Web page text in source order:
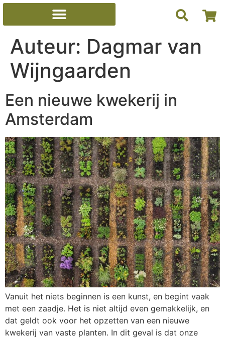
Auteur: Dagmar van
Wijngaarden
Een nieuwe kwekerij in
Amsterdam
Vanuit het niets beginnen is een kunst, en begint vaak
met een zaadje. Het is niet altijd even gemakkelijk, en
dat geldt ook voor het opzetten van een nieuwe
kwekerij van vaste planten. In dit geval is dat onze